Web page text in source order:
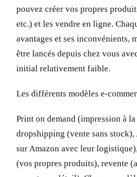
pouvez créer vos propres
etc.) et les vendre en ligne.
avantages et ses inconvénients,
être lancés depuis chez vous
initial relativement faible.
Les différents modèles e-
Print on demand (impression à
dropshipping (vente sans stock),
sur Amazon avec leur
(vos propres produits), revente